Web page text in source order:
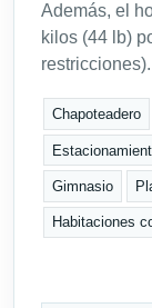
Además, el
kilos (44 lb)
restricciones).
Chapoteadero
Gimnasio
Habitaciones